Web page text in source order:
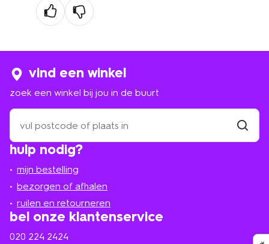
hulp nodig?
mijn bestelling
bezorgen of afhalen
ruilen en retourneren
bel onze klantenservice
020 224 2424
vind een winkel
zoek een winkel bij jou in de buurt
zoek
een
winkel
bij
in
de
buurt